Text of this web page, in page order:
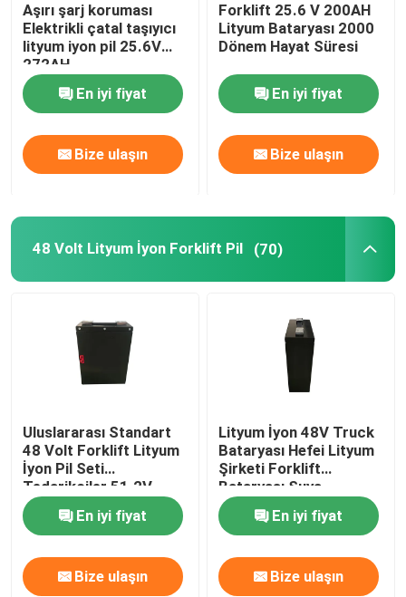
Aşırı şarj koruması
Elektrikli çatal taşıyıcı
lityum iyon pil 25.6V
272AH
En iyi fiyat
Bize ulaşın
Forklift 25.6 V 200AH
Lityum Bataryası 2000
Dönem Hayat Süresi
En iyi fiyat
Bize ulaşın
48 Volt Lityum İyon Forklift Pil (70)
Uluslararası Standart
48 Volt Forklift Lityum
İyon Pil Seti
Tedarikçiler 51.2V
12AH
En iyi fiyat
Bize ulaşın
Lityum İyon 48V Truck
Bataryası Hefei Lityum
Şirketi Forklift
Bataryası Suya
dayanıklı
En iyi fiyat
Bize ulaşın